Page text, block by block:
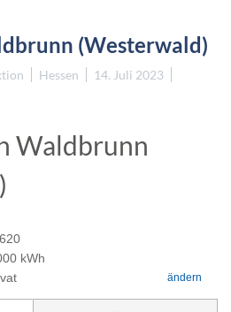
(Westerwald)
Hessen 14. Juli 2023
Waldbrunn